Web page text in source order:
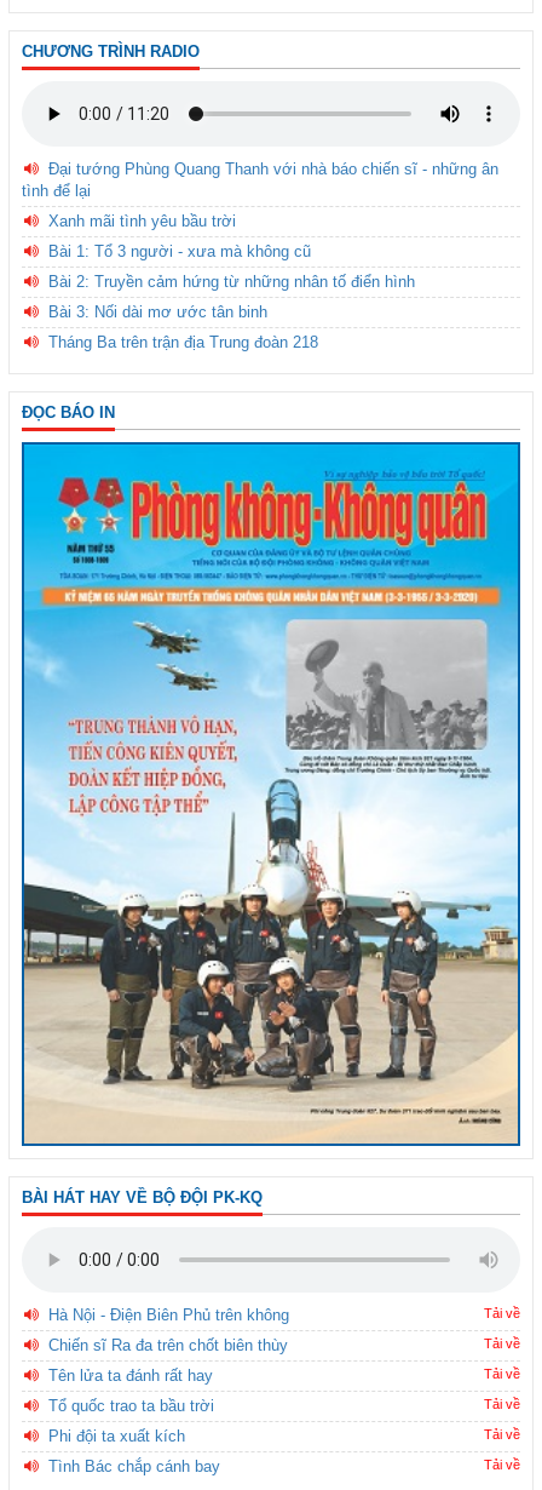
CHƯƠNG TRÌNH RADIO
Đại tướng Phùng Quang Thanh với nhà báo chiến sĩ - những ân
tình để lại
Xanh mãi tình yêu bầu trời
Bài 1: Tổ 3 người - xưa mà không cũ
Bài 2: Truyền cảm hứng từ những nhân tố điển hình
Bài 3: Nối dài mơ ước tân binh
Tháng Ba trên trận địa Trung đoàn 218
ĐỌC BÁO IN
BÀI HÁT HAY VỀ BỘ ĐỘI PK-KQ
Hà Nội - Điện Biên Phủ trên không Tải về
Chiến sĩ Ra đa trên chốt biên thùy Tải về
Tên lửa ta đánh rất hay Tải về
Tổ quốc trao ta bầu trời Tải về
Phi đội ta xuất kích Tải về
Tình Bác chắp cánh bay Tải về